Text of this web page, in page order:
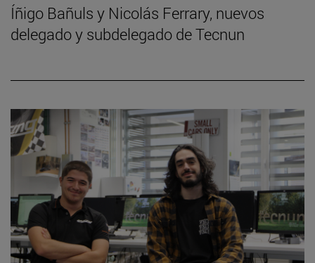
Íñigo Bañuls y Nicolás Ferrary, nuevos
delegado y subdelegado de Tecnun